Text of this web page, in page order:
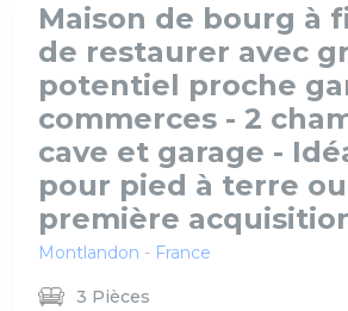
Maison de bourg à
de restaurer avec
potentiel proche
commerces - 2
cave et garage -
pour pied à terre ou
première
Montlandon - France
3 Pièces